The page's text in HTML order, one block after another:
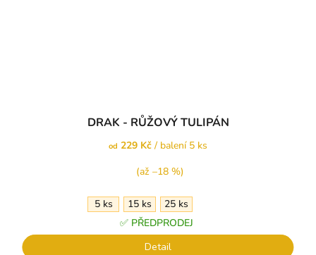
hodnocení
je
z
hvězdiček.
DRAK - RŮŽOVÝ TULIPÁN
od 229 Kč / balení 5 ks
(až –18 %)
5 ks 15 ks
25 ks
✅ PŘEDPRODEJ
Detail